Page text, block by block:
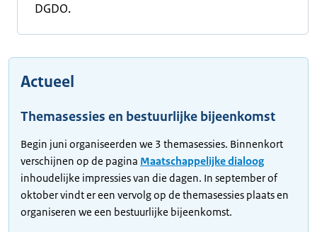
DGDO.
Actueel
Themasessies en bestuurlijke bijeenkomst
Begin juni organiseerden we 3 themasessies. Binnenkort
verschijnen op de pagina Maatschappelijke dialoog
inhoudelijke impressies van die dagen. In september of
oktober vindt er een vervolg op de themasessies plaats en
organiseren we een bestuurlijke bijeenkomst.